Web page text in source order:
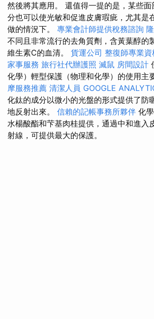
然後將其應用。 還值得一提的是，某些
分也可以使光敏和促進皮膚瑕疵，尤其是
做的情況下。 專業會計師提供稅務諮詢
不同且非常流行的去角質劑，含黃葉醇的
維生素C的血清。 貨運公司 整復師專業資
家事服務 旅行社代辦護照 滅鼠 房間設計
化學）輕型保護（物理和化學）的使用主
摩服務推薦 清潔人員 GOOGLE
化鈦的成分以微小的光盤的形式提供了防
地反射出來。 信賴的記帳事務所夥伴 化
水楊酸酯和芐基肉桂提供，通過中和進入
射線，可提供最大的保護。